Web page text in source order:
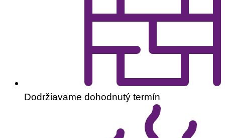
Dodržiavame dohodnutý termín